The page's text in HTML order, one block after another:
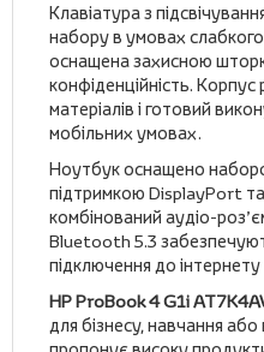
Клавіатура з
набору в умовах
оснащена захисною
конфіденційність. Корпус
матеріалів і готовий
мобільних умовах.
Ноутбук оснащено
підтримкою DisplayPort
комбінований аудіо-
Bluetooth 5.3
підключення до інтернету
HP ProBook 4 G1i
для бізнесу, навчання